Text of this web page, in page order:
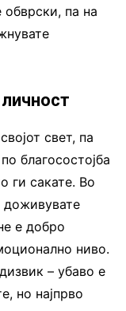
обврски, па на
свет, па
благосостојба
ги сакате. Во
доживувате
е добро
ниво.
– убаво е
но најпрво